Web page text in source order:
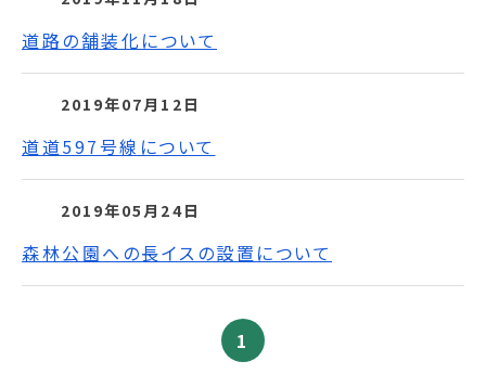
道路の舗装化について
2019年07月12日
道道597号線について
2019年05月24日
森林公園への長イスの設置について
1